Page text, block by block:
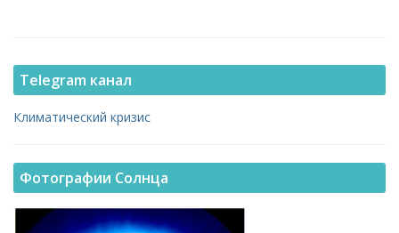
Telegram канал
Климатический кризис
Фотографии Солнца